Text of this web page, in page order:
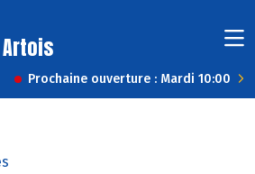
Artois
Prochaine ouverture : Mardi 10:00